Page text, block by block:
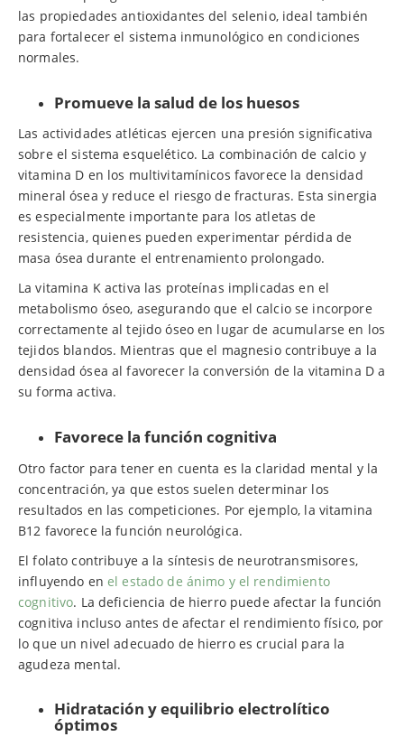
las propiedades antioxidantes del selenio, ideal también
para fortalecer el sistema inmunológico en condiciones
normales.
Promueve la salud de los huesos
Las actividades atléticas ejercen una presión significativa
sobre el sistema esquelético. La combinación de calcio y
vitamina D en los multivitamínicos favorece la densidad
mineral ósea y reduce el riesgo de fracturas. Esta sinergia
es especialmente importante para los atletas de
resistencia, quienes pueden experimentar pérdida de
masa ósea durante el entrenamiento prolongado.
La vitamina K activa las proteínas implicadas en el
metabolismo óseo, asegurando que el calcio se incorpore
correctamente al tejido óseo en lugar de acumularse en los
tejidos blandos. Mientras que el magnesio contribuye a la
densidad ósea al favorecer la conversión de la vitamina D a
su forma activa.
Favorece la función cognitiva
Otro factor para tener en cuenta es la claridad mental y la
concentración, ya que estos suelen determinar los
resultados en las competiciones. Por ejemplo, la vitamina
B12 favorece la función neurológica.
El folato contribuye a la síntesis de neurotransmisores,
influyendo en el estado de ánimo y el rendimiento
cognitivo. La deficiencia de hierro puede afectar la función
cognitiva incluso antes de afectar el rendimiento físico, por
lo que un nivel adecuado de hierro es crucial para la
agudeza mental.
Hidratación y equilibrio electrolítico
óptimos